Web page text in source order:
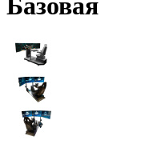
Базовая